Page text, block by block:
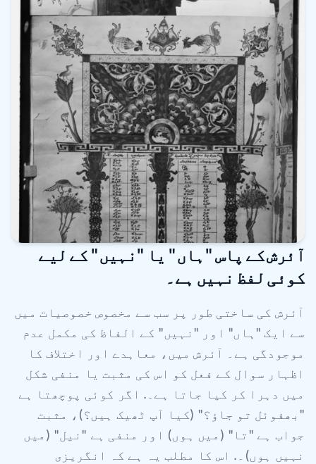
آئرش کے پاس "ہاں" یا "نہیں" کے لیے
کوئی لفظ نہیں ہے۔
آئرش کی ساختی طور پر سب سے مخصوص خصوصیات میں
سے ایک "ہاں" اور "نہیں" کے الفاظ کی مکمل عدم
موجودگی ہے۔ آئرش میں، معاہدے اور اختلاف کا
اظہار سوال کے فعل کو اس کی مثبت یا منفی شکل
میں دہرا کر کیا جاتا ہے۔. اگر کوئی پوچھتا ہے
"بھفوئل تو جاؤ؟" (کیا آپ ٹھیک ہیں؟)، مثبت
جواب ہے "تا" (میں ہوں) اور منفی ہے "نیل" (میں
نہیں ہوں)۔. اس کا مطلب یہ ہے کہ انگریزی